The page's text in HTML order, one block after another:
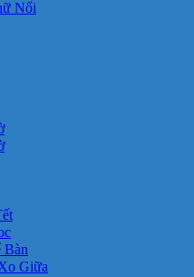
Nổi
Giữa